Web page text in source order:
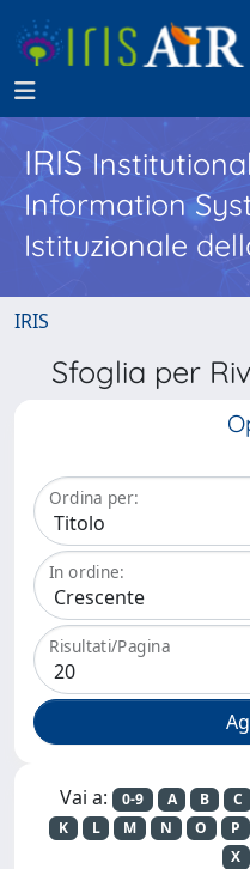
IRIS
Information
Istituzionale
IRIS
Sfoglia per
Ordina per:
In ordine:
Risultati/Pagina
Vai a: 0-9 A B C
K
L M N O P
X